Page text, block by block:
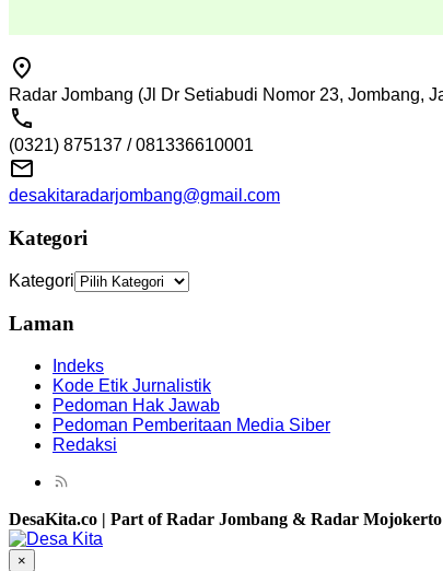
Radar Jombang (Jl Dr Setiabudi Nomor 23, Jombang,
(0321) 875137 / 081336610001
desakitaradarjombang@gmail.com
Kategori
Kategori
Laman
Indeks
Kode Etik Jurnalistik
Pedoman Hak Jawab
Pedoman Pemberitaan Media Siber
Redaksi
DesaKita.co | Part of Radar Jombang & Radar Mojokerto
×